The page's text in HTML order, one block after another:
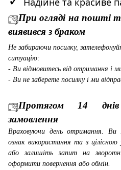
При огляді на пошті
виявився з браком
Не забираючи посилку,
ситуацію:
- Ви відмовитесь від отримання і
- Ви не заберете посилку і ми
Протягом 14
замовлення
Враховуючи день отримання.
ознак використання та з
або залишіть запит на
оформити повернення або обмін.